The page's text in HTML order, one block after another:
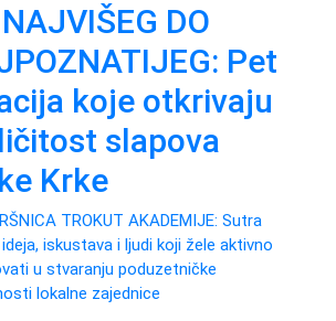
DO
Pet
koje otkrivaju
slapova
Krke